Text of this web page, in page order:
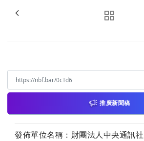
推廣新聞稿
發佈單位名稱：財團法人中央通訊社